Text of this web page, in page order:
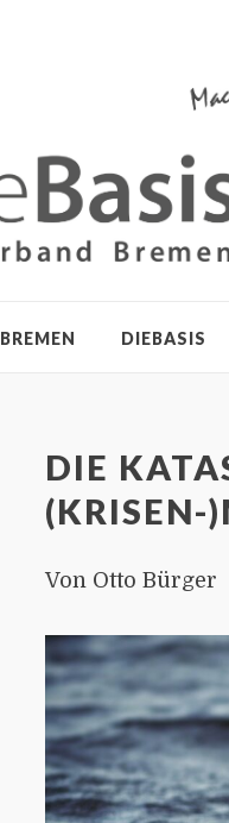
BREMEN DIEBASIS
DIE
(KRISEN-
Von Otto Bürger